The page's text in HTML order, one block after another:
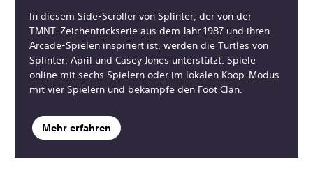
In diesem Side-Scroller von Splinter, der von der
TMNT-Zeichentrickserie aus dem Jahr 1987 und ihren
Arcade-Spielen inspiriert ist, werden die Turtles von
Splinter, April und Casey Jones unterstützt. Spiele
online mit sechs Spielern oder im lokalen Koop-Modus
mit vier Spielern und bekämpfe den Foot Clan.
Mehr erfahren